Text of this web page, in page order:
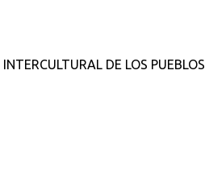
DE LOS PUEBLOS